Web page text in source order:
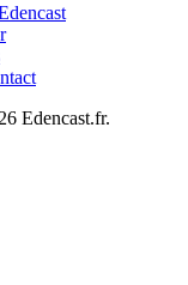
Edencast.fr.